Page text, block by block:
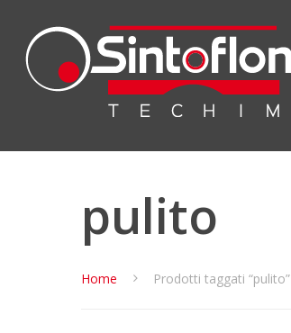
pulito
Home Prodotti taggati “pulito”